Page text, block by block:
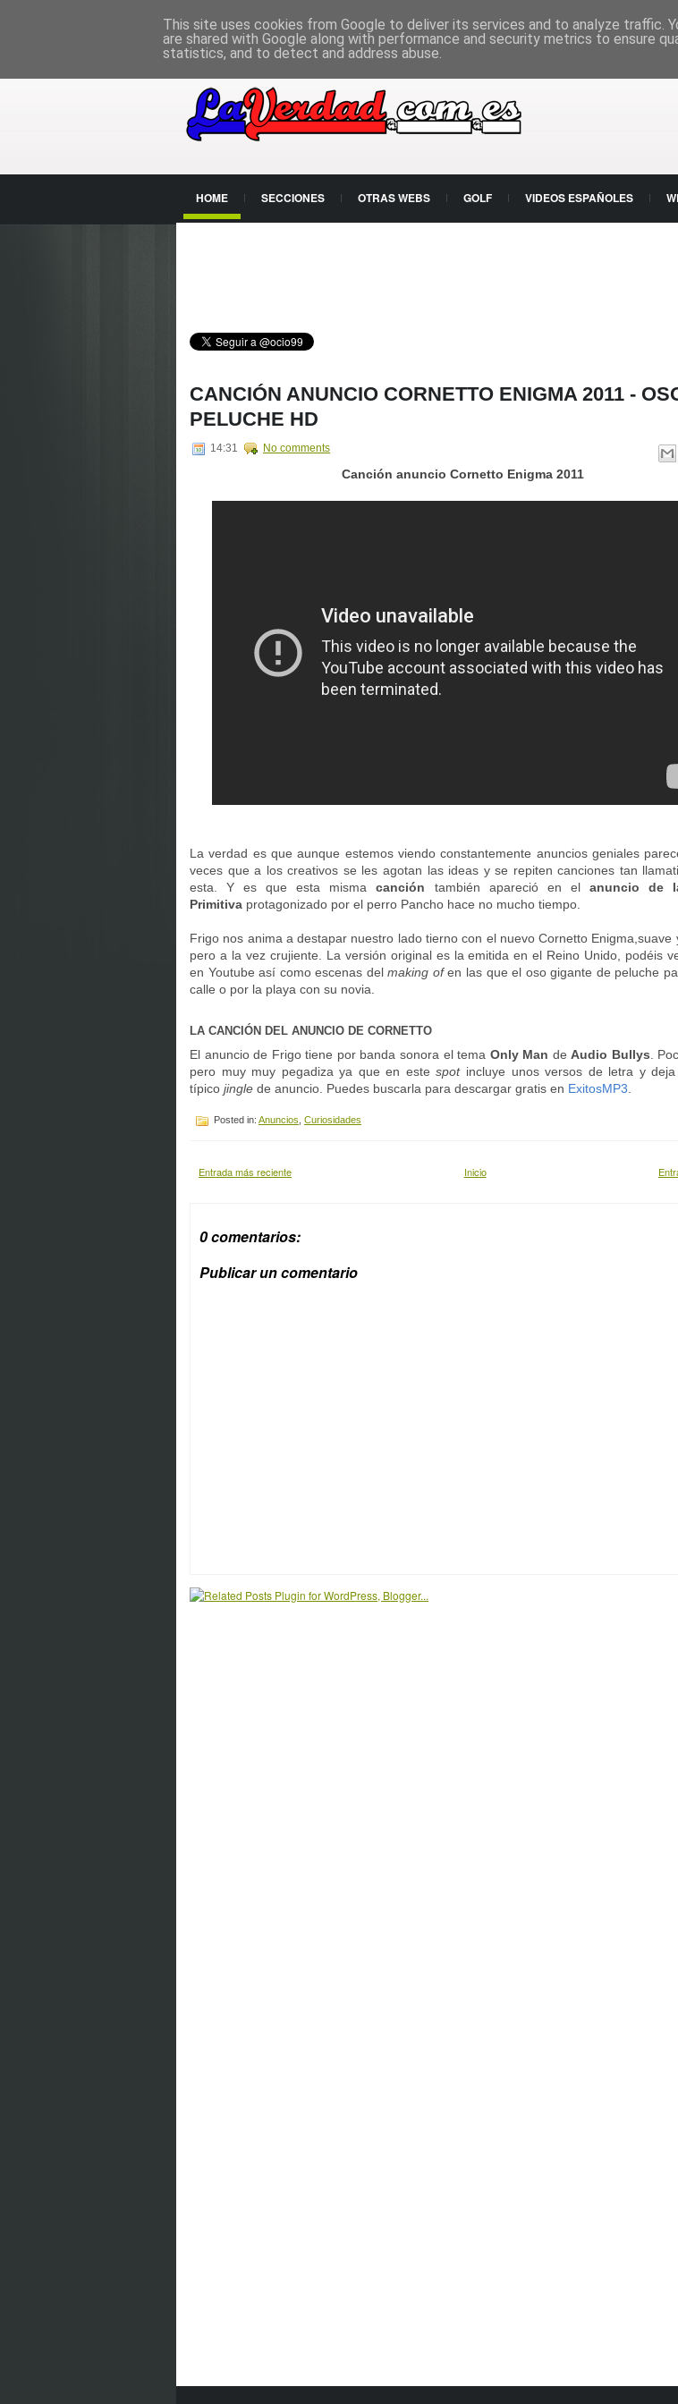
HOME SECCIONES OTRAS WEBS GOLF VIDEOS ESPAÑOLES
CANCIÓN ANUNCIO CORNETTO ENIGMA 2011 -
PELUCHE HD
14:31 No comments
Canción anuncio Cornetto Enigma 2011
La verdad es que aunque estemos viendo constantemente anuncios geniales
veces que a los creativos se les agotan las ideas y se repiten canciones tan
esta. Y es que esta mismacanción también apareció en el anuncio de
Primitiva protagonizado por el perro Pancho hace no mucho tiempo.
Frigo nos anima a destapar nuestro lado tierno con el nuevo Cornetto Enigma,suave
pero a la vez crujiente. La versión original es la emitida en el Reino Unido, podéis
en Youtube así como escenas delmaking ofen las que el oso gigante de peluche
calle o por la playa con su novia.
LA CANCIÓN DEL ANUNCIO DE CORNETTO
El anuncio de Frigo tiene por banda sonora el tema Only Man deAudio Bullys.
pero muy muy pegadiza ya que en estespot incluye unos versos de letra y
típico jingle de anuncio. Puedes buscarla para descargar gratis en ExitosMP3.
Posted in: Anuncios Curiosidades
Entrada más reciente Inicio
0 comentarios:
Publicar un comentario
This site uses cookies from Google to deliver its services and to analyze traffic.
are shared with Google along with performance and security metrics to ensure
statistics, and to detect and address abuse.